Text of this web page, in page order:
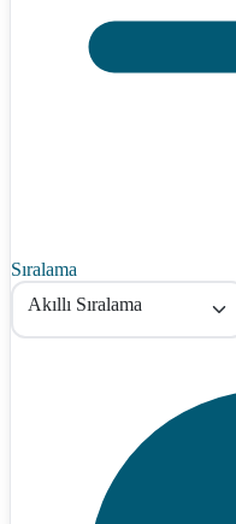
Sıralama
Akıllı Sıralama